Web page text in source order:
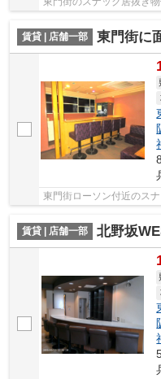
賃貸 | 店舗一部 東門街に
東門街ローソン付近のス
賃貸 | 店舗一部 北野坂